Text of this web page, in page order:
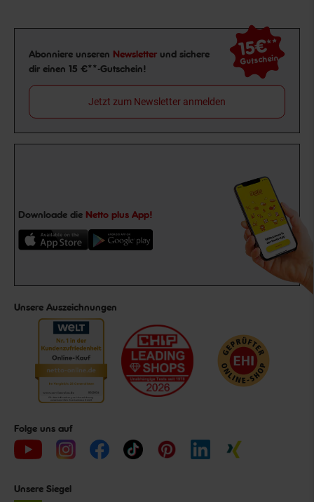
Newsletter Anmeldung
Abonniere unseren Newsletter und sichere
dir einen 15 €**-Gutschein!
15€**
Gutschein
Jetzt zum Newsletter anmelden
Downloade die Netto plus App!
Unsere Auszeichnungen
Folge uns auf
Unsere Siegel